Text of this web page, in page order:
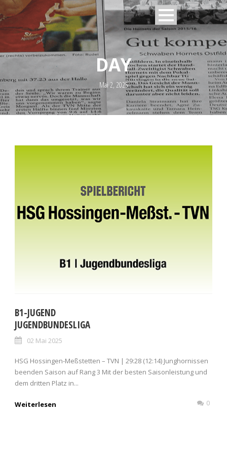
DAY
Mai 2, 2025
B1-JUGEND
JUGENDBUNDESLIGA
02 Mai 2025
HSG Hossingen-Meßstetten – TVN | 29:28 (12:14) Junghornissen
beenden Saison auf Rang 3 Mit der besten Saisonleistung und
dem dritten Platz in...
Weiterlesen 0